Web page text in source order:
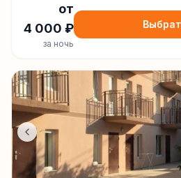
от
4 000 ₽
за ночь